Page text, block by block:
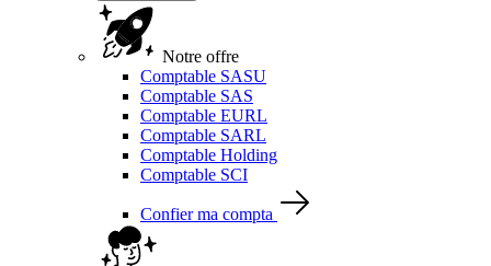
Notre offre
Comptable SASU
Comptable SAS
Comptable EURL
Comptable SARL
Comptable Holding
Comptable SCI
Confier ma compta